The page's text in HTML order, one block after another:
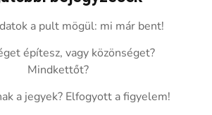
a pult mögül: mi már bent!
építesz, vagy közönséget?
Mindkettőt?
a jegyek? Elfogyott a figyelem!